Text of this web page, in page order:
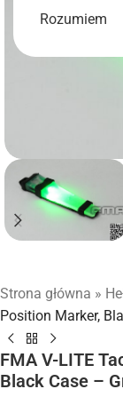
Rozumiem
Strona główna »
Position Marker,
FMA V-LITE
Black Case –